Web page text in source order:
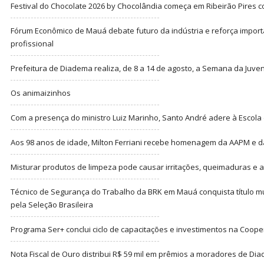
Festival do Chocolate 2026 by Chocolândia começa em Ribeirão Pires
Fórum Econômico de Mauá debate futuro da indústria e reforça
profissional
Prefeitura de Diadema realiza, de 8 a 14 de agosto, a Semana da
Os animaizinhos
Com a presença do ministro Luiz Marinho, Santo André adere à
Aos 98 anos de idade, Milton Ferriani recebe homenagem da AAPM e
Misturar produtos de limpeza pode causar irritações, queimaduras e
Técnico de Segurança do Trabalho da BRK em Mauá conquista título
pela Seleção Brasileira
Programa Ser+ conclui ciclo de capacitações e investimentos na
Nota Fiscal de Ouro distribui R$ 59 mil em prêmios a moradores de